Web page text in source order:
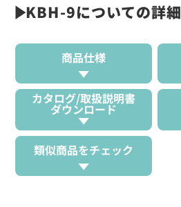
KBH-9についての詳細
商品仕様
カタログ/取扱説明書
ダウンロード
類似商品をチェック